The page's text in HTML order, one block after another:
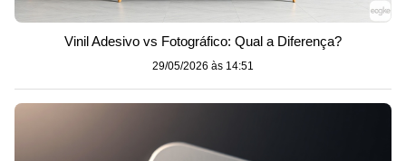
Vinil Adesivo vs Fotográfico: Qual a Diferença?
29/05/2026 às 14:51